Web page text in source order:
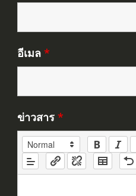
อีเมล *
ข่าวสาร *